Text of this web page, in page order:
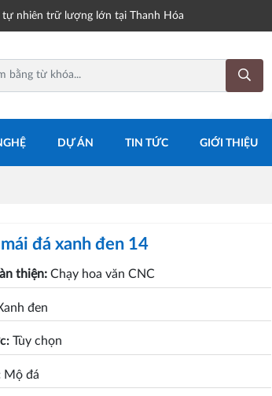
tự nhiên trữ lượng lớn tại Thanh Hóa
DỰ ÁN TIN TỨC GIỚI THIỆU
đá xanh đen 14
thiện:Chạy hoa văn CNC
đen
Tùy chọn
Mộ đá